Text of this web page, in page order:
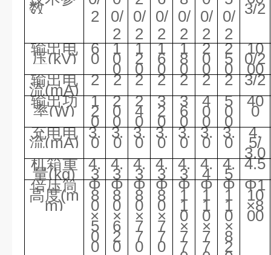
数
2
0/
2
0/
2
0/
2
0/
2
0/
2
0/
2
3/2
输出电
压(kV)
6
0
1
0
0
1
2
0
1
6
0
1
8
0
2
0
0
2
5
0
10
0/2
00
输出电
流(mA)
2 2 2 2 2 2 2
3/2
输出功
率(W)
1
2
0
2
0
0
2
4
0
3
2
0
3
6
0
4
0
0
5
0
0
40
0
充电电
流(mA)
3.
0
3.
0
3.
0
3.
0
3.
0
3.
0
3.
0
4.
5/
3.0
机箱重
量(kg)
4.
3
4.
3
4.
3
4.
3
4.
3
4.
4
4.
5
4.5
倍压筒
高度(m
m)
Φ
8
0
×
5
0
0
Φ
8
0
×
6
2
0
Φ
8
0
×
7
7
0
Φ
8
0
×
7
7
0
Φ
1
1
0
×
7
7
Φ
1
1
0
×
7
7
Φ
1
1
0
×
8
2
Φ1
10
×8
00